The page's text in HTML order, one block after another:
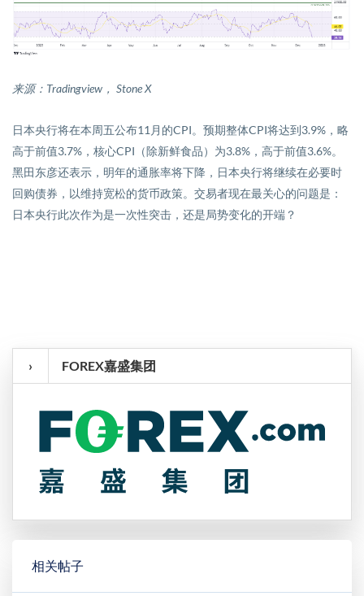
来源： Tradingview ， Stone X
日本央行将在本周五公布11 月的CPI。预期整体CPI将达到3.9% ，略
高于前值3.7% ，核心CPI （除新鲜食品）为3.8% ，高于前值3.6%。
黑田东彦还表示，明年的通胀率将下降，日本央行将继续在必要时
回购债券，以维持宽松的货币政策。交易者现在最关心的问题是：
日本央行此次作为是一次性突击，还是局势变化的开端？
› FOREX嘉盛集团
相关帖子